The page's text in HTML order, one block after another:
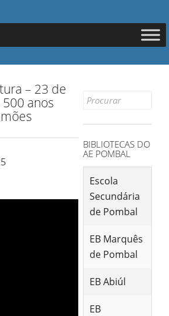
– 23 de
anos
Search
BIBLIOTECAS DO
AE POMBAL
Escola
Secundária
de Pombal
EB Marquês
de Pombal
EB Abiúl
EB